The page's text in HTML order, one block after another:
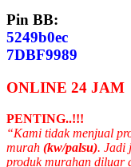
Pin BB:
5249b0ec
7DBF9989
ONLINE 24 JAM
PENTING..!!!
“Kami tidak menjual
murah (kw/palsu). Jadi
produk murahan diluar